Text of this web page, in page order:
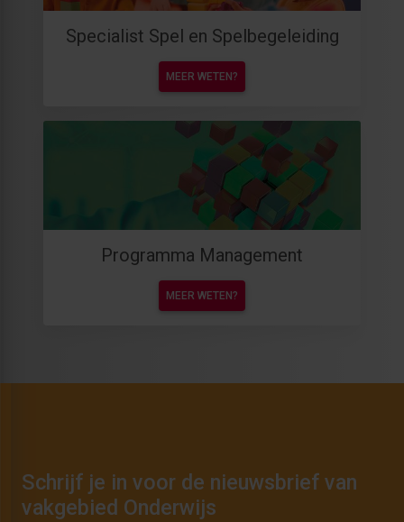
Specialist Spel en Spelbegeleiding
MEER WETEN?
Programma Management
MEER WETEN?
Schrijf je in voor de nieuwsbrief van
vakgebied Onderwijs